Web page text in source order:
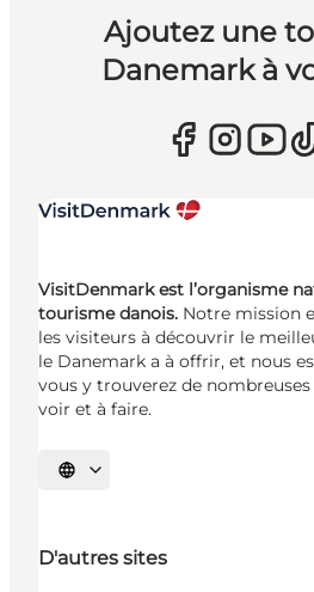
Ajoutez une
Danemark à
VisitDenmark est l’organisme
tourisme danois. Notre mission
les visiteurs à découvrir le
le Danemark a à offrir, et nous
vous y trouverez de nombreuses
voir et à faire.
Choisissez la langue
D'autres sites